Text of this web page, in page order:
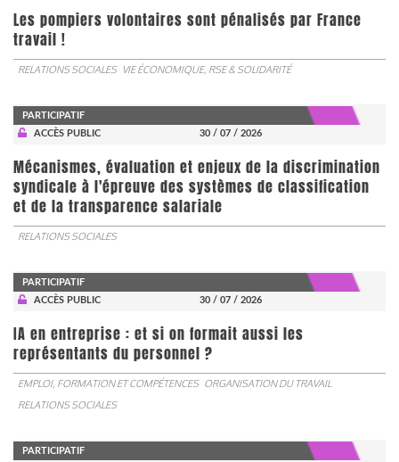
Les pompiers volontaires sont pénalisés par France
travail !
RELATIONS SOCIALES VIE ÉCONOMIQUE, RSE & SOLIDARITÉ
PARTICIPATIF
ACCÈS PUBLIC
30 / 07 / 2026
Mécanismes, évaluation et enjeux de la discrimination
syndicale à l'épreuve des systèmes de classification
et de la transparence salariale
RELATIONS SOCIALES
PARTICIPATIF
ACCÈS PUBLIC
30 / 07 / 2026
IA en entreprise : et si on formait aussi les
représentants du personnel ?
EMPLOI, FORMATION ET COMPÉTENCES ORGANISATION DU TRAVAIL
RELATIONS SOCIALES
PARTICIPATIF